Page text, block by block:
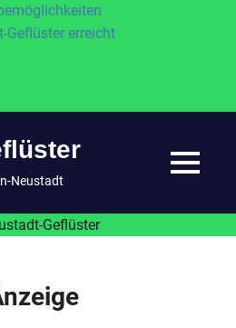
Geflüster erreicht
Neustadt MENÜ